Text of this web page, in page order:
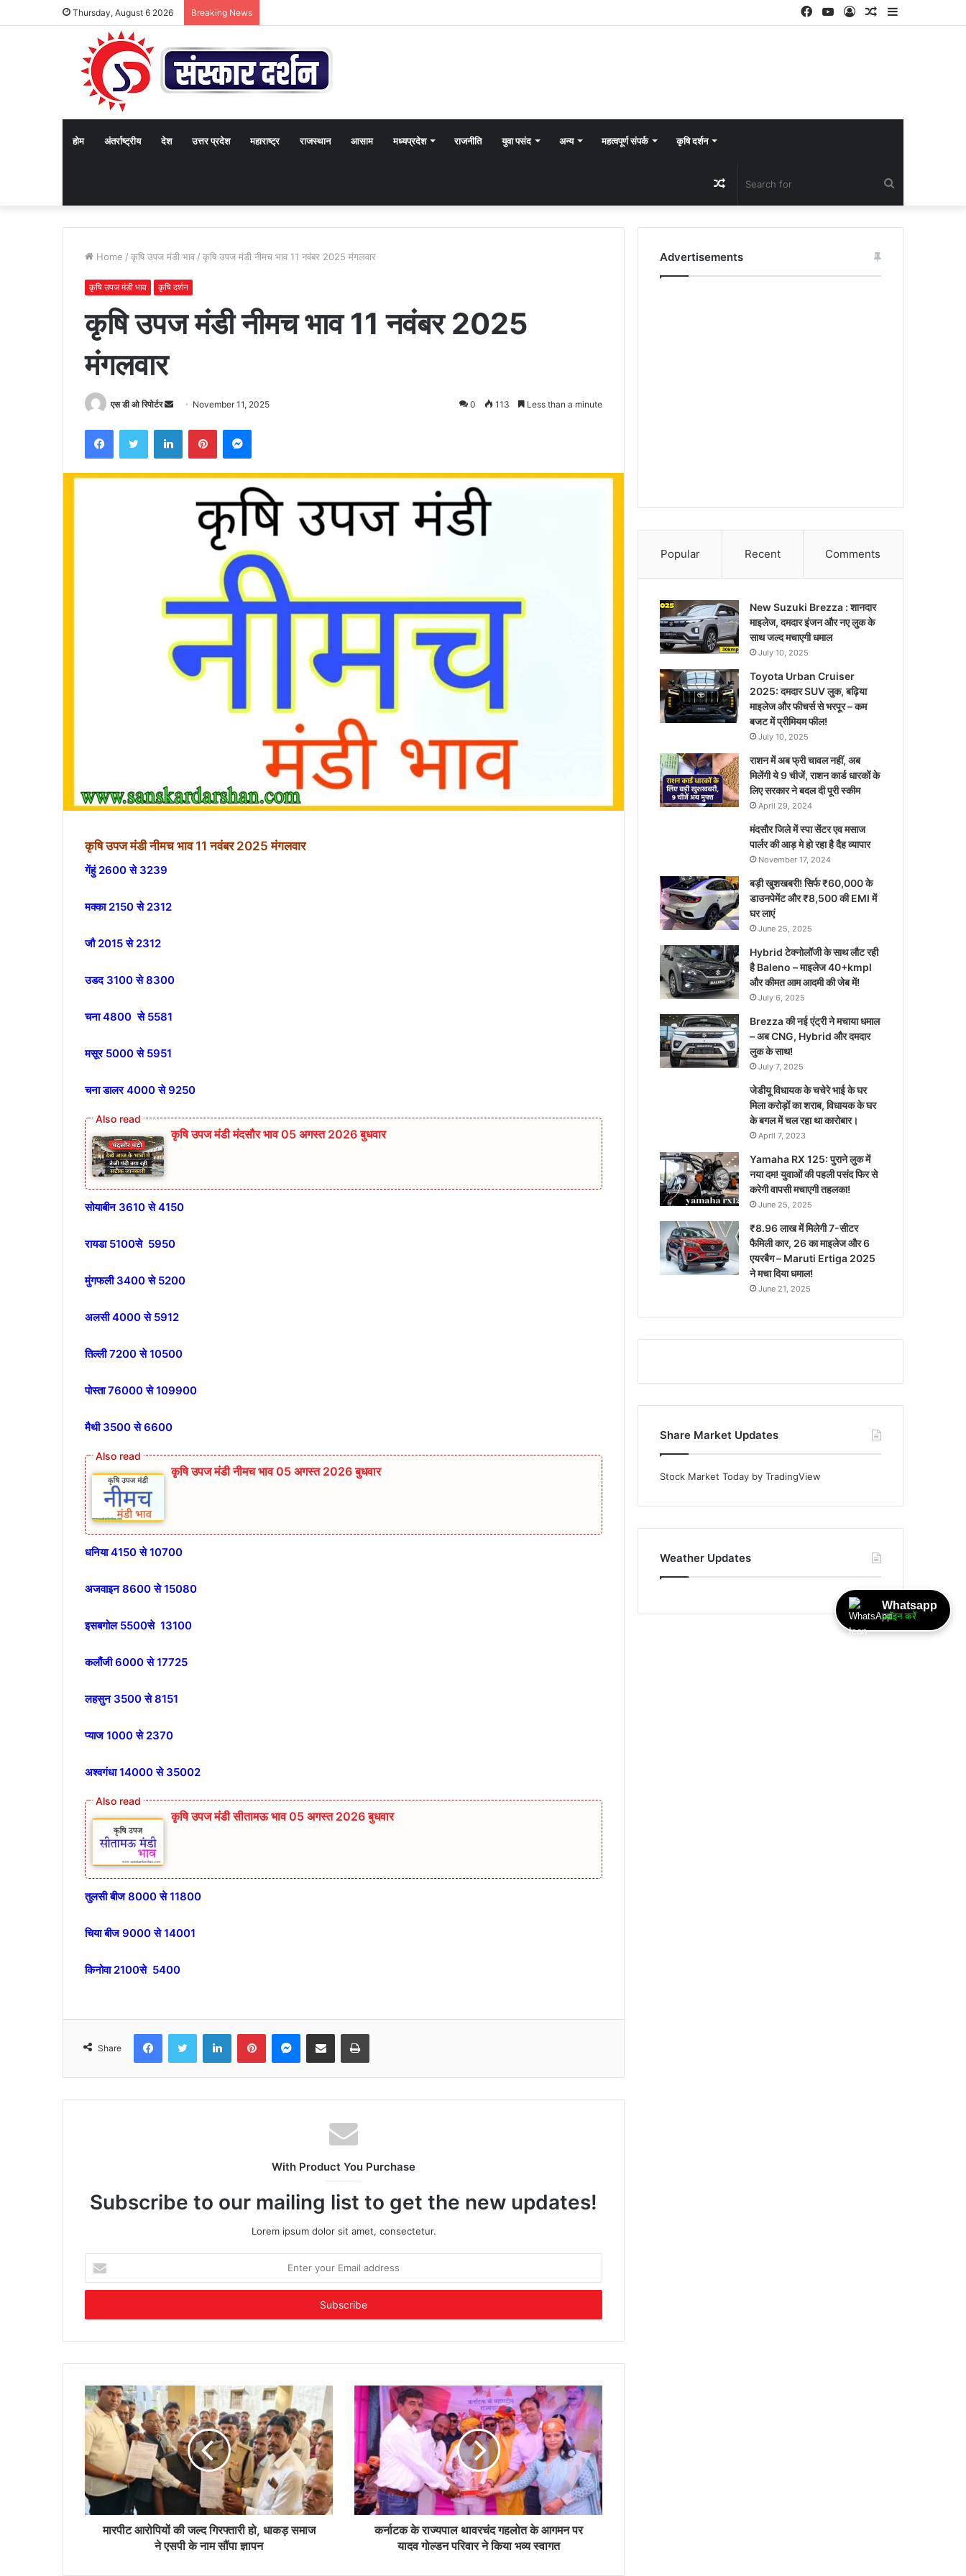
Thursday, August 6 2026 Breaking News Sidebar
Random
Log
YouTube
Facebook
होम अंतर्राष्ट्रीय देश उत्तर प्रदेश महाराष्ट्र राजस्थान आसाम मध्यप्रदेश राजनीति युवा पसंद अन्य महत्वपूर्ण संपर्क कृषि दर्शन
for
Random
Article
Home / कृषि उपज मंडी भाव / कृषि उपज मंडी नीमच भाव 11 नवंबर 2025 मंगलवार
कृषि उपज मंडी भाव कृषि दर्शन
कृषि उपज मंडी नीमच भाव 11 नवंबर 2025
मंगलवार
एस डी ओ रिपोर्टर
Send November 11, 2025 0 113 Less than a minute
FacebookTwitter LinkedInPinterestMessenger
कृषि उपज मंडी नीमच भाव 11 नवंबर 2025 मंगलवार
गेंहुं 2600 से 3239
मक्का 2150 से 2312
जौ 2015 से 2312
उडद 3100 से 8300
चना 4800 से 5581
मसूर 5000 से 5951
चना डालर 4000 से 9250
कृषि उपज मंडी मंदसौर भाव 05 अगस्त 2026 बुधवार
सोयाबीन 3610 से 4150
रायडा 5100से 5950
मुंगफली 3400 से 5200
अलसी 4000 से 5912
तिल्ली 7200 से 10500
पोस्ता 76000 से 109900
मैथी 3500 से 6600
कृषि उपज मंडी नीमच भाव 05 अगस्त 2026 बुधवार
धनिया 4150 से 10700
अजवाइन 8600 से 15080
इसबगोल 5500से 13100
कलौंजी 6000 से 17725
लहसुन 3500 से 8151
प्याज 1000 से 2370
अश्वगंधा 14000 से 35002
कृषि उपज मंडी सीतामऊ भाव 05 अगस्त 2026 बुधवार
तुलसी बीज 8000 से 11800
चिया बीज 9000 से 14001
किनोवा 2100से 5400
Share
FacebookTwitter LinkedInPinterestMessenger
Share via Email Print
With Product You Purchase
Subscribe to our mailing list to get the new updates!
Lorem ipsum dolor sit amet, consectetur.
your
Email
मारपीट आरोपियों की जल्द गिरफ्तारी हो, धाकड़ समाज
ने एसपी के नाम सौंपा ज्ञापन
कर्नाटक के राज्यपाल थावरचंद गहलोत के आगमन पर
यादव गोल्डन परिवार ने किया भव्य स्वागत
Advertisements
Popular Recent Comments
New Suzuki Brezza : शानदार
माइलेज, दमदार इंजन और नए लुक के
साथ जल्द मचाएगी धमाल
July 10, 2025
Toyota Urban Cruiser
2025: दमदार SUV लुक, बढ़िया
माइलेज और फीचर्स से भरपूर – कम
बजट में प्रीमियम फील!
July 10, 2025
राशन में अब फ्री चावल नहीं, अब
मिलेंगी ये 9 चीजें, राशन कार्ड धारकों के
लिए सरकार ने बदल दी पूरी स्कीम
April 29, 2024
मंदसौर जिले में स्पा सेंटर एव मसाज
पार्लर की आड़ मे हो रहा है दैह व्यापार
November 17, 2024
बड़ी खुशखबरी! सिर्फ ₹60,000 के
डाउनपेमेंट और ₹8,500 की EMI में
घर लाएं
June 25, 2025
Hybrid टेक्नोलॉजी के साथ लौट रही
है Baleno – माइलेज 40+kmpl
और कीमत आम आदमी की जेब में!
July 6, 2025
Brezza की नई एंट्री ने मचाया धमाल
– अब CNG, Hybrid और दमदार
लुक के साथ!
July 7, 2025
जेडीयू विधायक के चचेरे भाई के घर
मिला करोड़ों का शराब, विधायक के घर
के बगल में चल रहा था कारोबार।
April 7, 2023
Yamaha RX 125: पुराने लुक में
नया दम! युवाओं की पहली पसंद फिर से
करेगी वापसी मचाएगी तहलका!
June 25, 2025
₹8.96 लाख में मिलेगी 7-सीटर
फैमिली कार, 26 का माइलेज और 6
एयरबैग – Maruti Ertiga 2025
ने मचा दिया धमाल!
June 21, 2025
Share Market Updates
Stock Market Today by TradingView
Weather Updates
Whatsapp
ज्वॉइन करें